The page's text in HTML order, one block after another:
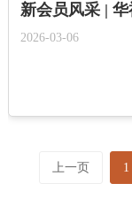
2026-03-06
上一页 1